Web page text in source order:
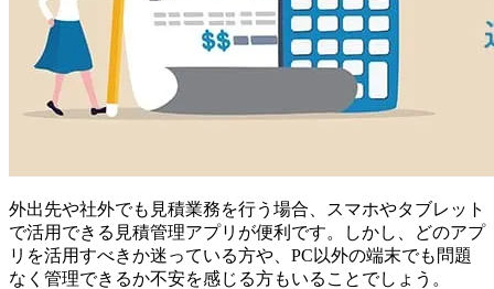
外出先や社外でも見積業務を行う場合、スマホやタブレット
で活用できる見積管理アプリが便利です。しかし、どのアプ
リを活用すべきか迷っている方や、PC以外の端末でも問題
なく管理できるか不安を感じる方もいることでしょう。